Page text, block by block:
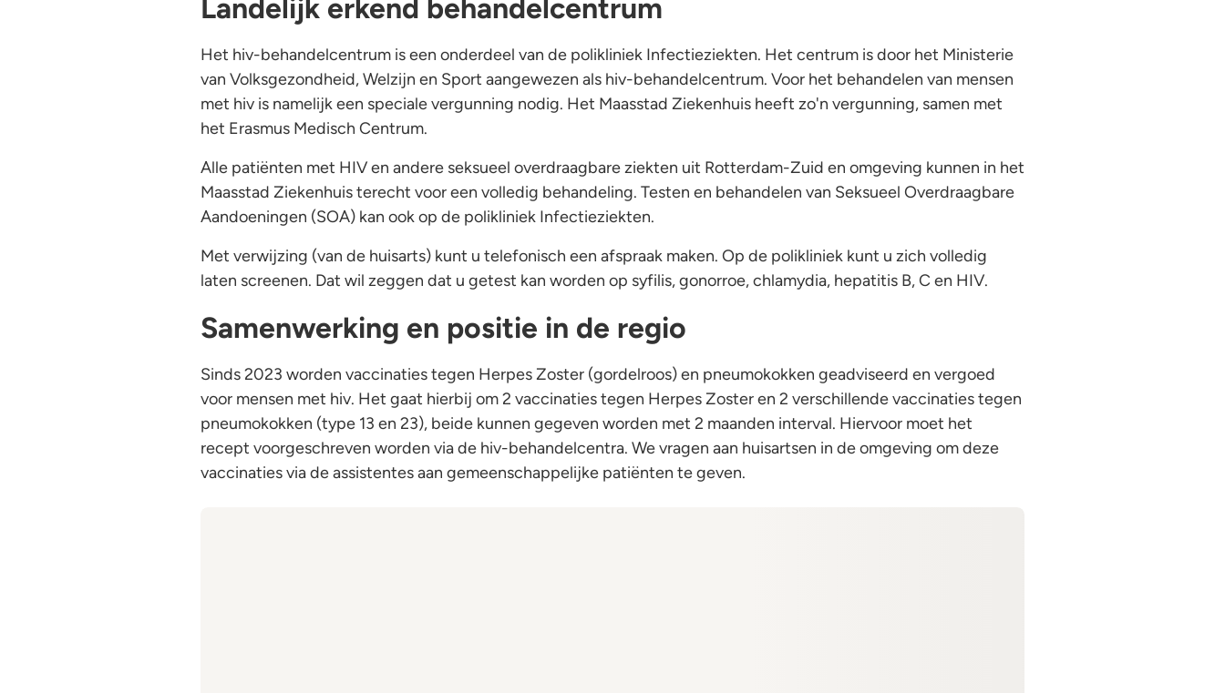
Landelijk erkend behandelcentrum
Het hiv-behandelcentrum is een onderdeel van de polikliniek Infectieziekten. Het centrum is door het Ministerie
van Volksgezondheid, Welzijn en Sport aangewezen als hiv-behandelcentrum. Voor het behandelen van mensen
met hiv is namelijk een speciale vergunning nodig. Het Maasstad Ziekenhuis heeft zo'n vergunning, samen met
het Erasmus Medisch Centrum.
Alle patiënten met HIV en andere seksueel overdraagbare ziekten uit Rotterdam-Zuid en omgeving kunnen in het
Maasstad Ziekenhuis terecht voor een volledig behandeling. Testen en behandelen van Seksueel Overdraagbare
Aandoeningen (SOA) kan ook op de polikliniek Infectieziekten.
Met verwijzing (van de huisarts) kunt u telefonisch een afspraak maken. Op de polikliniek kunt u zich volledig
laten screenen. Dat wil zeggen dat u getest kan worden op syfilis, gonorroe, chlamydia, hepatitis B, C en HIV.
Samenwerking en positie in de regio
Sinds 2023 worden vaccinaties tegen Herpes Zoster (gordelroos) en pneumokokken geadviseerd en vergoed
voor mensen met hiv. Het gaat hierbij om 2 vaccinaties tegen Herpes Zoster en 2 verschillende vaccinaties tegen
pneumokokken (type 13 en 23), beide kunnen gegeven worden met 2 maanden interval. Hiervoor moet het
recept voorgeschreven worden via de hiv-behandelcentra. We vragen aan huisartsen in de omgeving om deze
vaccinaties via de assistentes aan gemeenschappelijke patiënten te geven.